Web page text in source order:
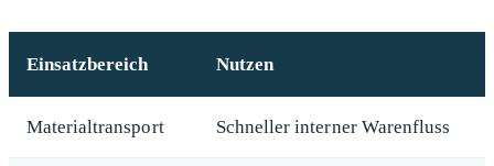
Einsatzbereich Nutzen
Materialtransport Schneller interner Warenfluss